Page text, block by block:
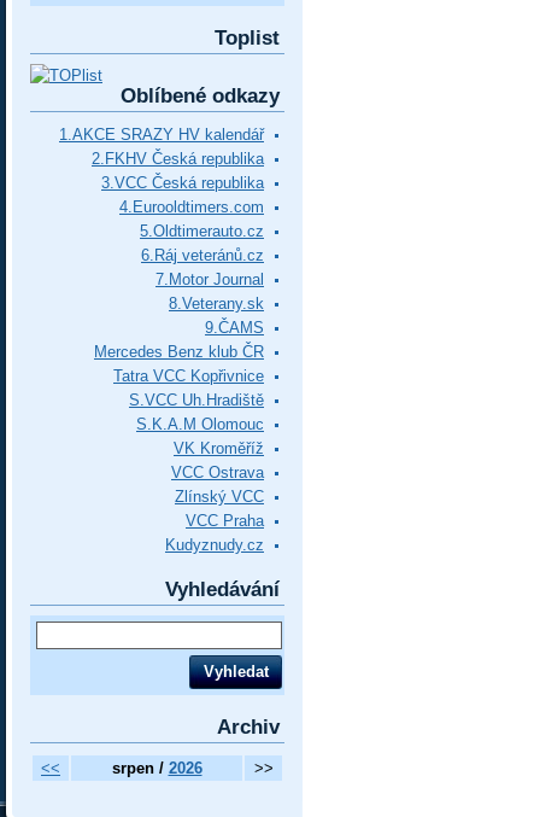
Toplist
Oblíbené odkazy
1.AKCE SRAZY HV kalendář
2.FKHV Česká republika
3.VCC Česká republika
4.Eurooldtimers.com
5.Oldtimerauto.cz
6.Ráj veteránů.cz
7.Motor Journal
8.Veterany.sk
9.ČAMS
Mercedes Benz klub ČR
Tatra VCC Kopřivnice
S.VCC Uh.Hradiště
S.K.A.M Olomouc
VK Kroměříž
VCC Ostrava
Zlínský VCC
VCC Praha
Kudyznudy.cz
Vyhledávání
Archiv
<< srpen / 2026 >>